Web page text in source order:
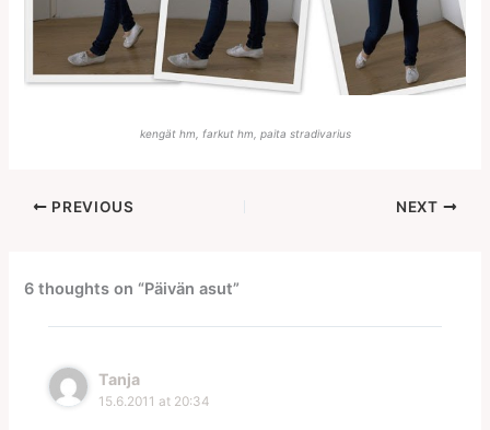
kengät hm, farkut hm, paita stradivarius
PREVIOUS NEXT
6 thoughts on “Päivän asut”
Tanja
15.6.2011 at 20:34